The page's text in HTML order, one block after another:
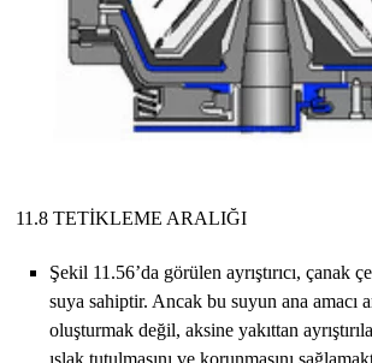
11.8 TETİKLEME ARALIĞI
Şekil 11.56’da görülen ayrıştırıcı, çanak
suya sahiptir. Ancak bu suyun ana amacı
oluşturmak değil, aksine yakıttan
ıslak tutulmasını ve korunmasını